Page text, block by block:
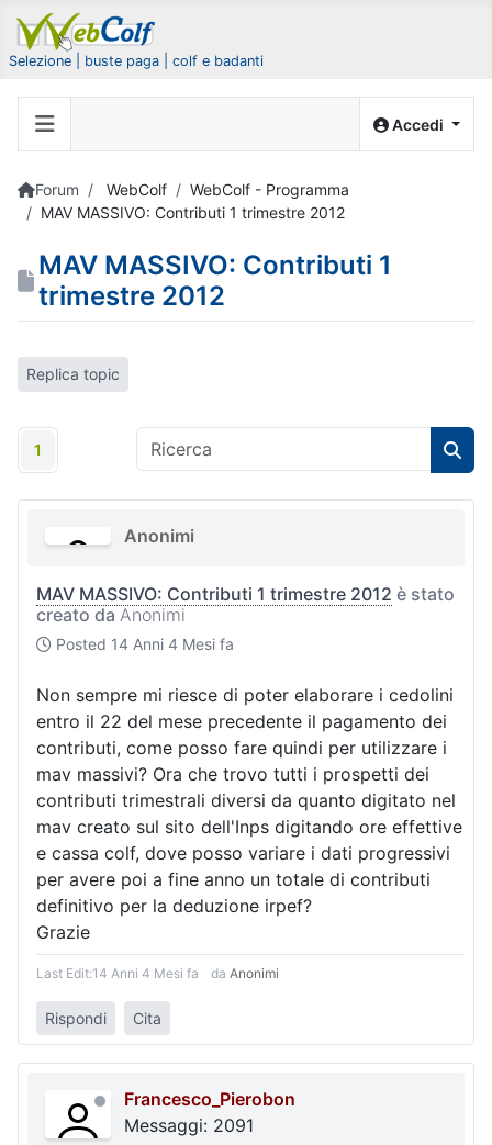
Selezione | buste paga | colf e badanti
Accedi
Forum WebColf
WebColf - Programma
MAV MASSIVO: Contributi 1 trimestre 2012
MAV MASSIVO: Contributi 1
trimestre 2012
Replica topic
1
Anonimi
MAV MASSIVO: Contributi 1 trimestre 2012 è stato
creato da Anonimi
Posted 14 Anni 4 Mesi fa
Non sempre mi riesce di poter elaborare i cedolini
entro il 22 del mese precedente il pagamento dei
contributi, come posso fare quindi per utilizzare i
mav massivi? Ora che trovo tutti i prospetti dei
contributi trimestrali diversi da quanto digitato nel
mav creato sul sito dell'Inps digitando ore effettive
e cassa colf, dove posso variare i dati progressivi
per avere poi a fine anno un totale di contributi
definitivo per la deduzione irpef?
Grazie
Last Edit:14 Anni 4 Mesi fa da Anonimi
Rispondi Cita
Francesco_Pierobon
Messaggi: 2091